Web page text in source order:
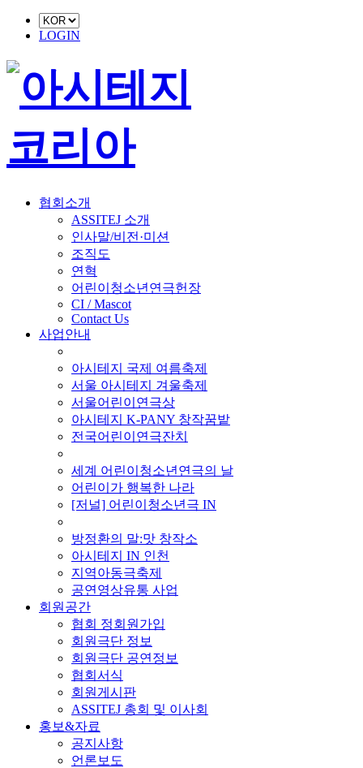
LOGIN
협회소개
ASSITEJ 소개
인사말/비전·미션
조직도
연혁
어린이청소년연극헌장
CI / Mascot
Contact Us
사업안내
아시테지 국제 여름축제
서울 아시테지 겨울축제
서울어린이연극상
아시테지 K-PANY 창작꿈밭
전국어린이연극잔치
세계 어린이청소년연극의 날
어린이가 행복한 나라
[저널] 어린이청소년극 IN
방정환의 말:맛 창작소
아시테지 IN 인천
지역아동극축제
공연영상유통 사업
회원공간
협회 정회원가입
회원극단 정보
회원극단 공연정보
협회서식
회원게시판
ASSITEJ 총회 및 이사회
홍보&자료
공지사항
언론보도